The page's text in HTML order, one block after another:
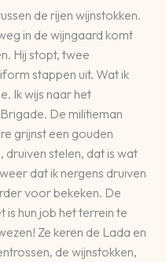
de rijen wijnstokken.
in de wijngaard komt
Hij stopt, twee
stappen uit. Wat ik
Ik wijs naar het
De militieman
grijnst een gouden
druiven stelen, dat is wat
dat ik nergens druiven
voor bekeken. De
is hun job het terrein te
Ze keren de Lada en
de wijnstokken,